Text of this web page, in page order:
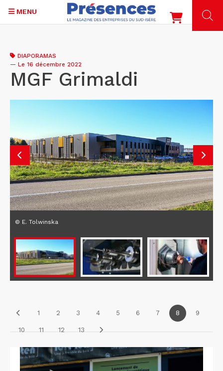
contenu
principal
MENU
DIAPORAMAS
— Le 16 décembre 2022
MGF Grimaldi
© E. Tolwinska
1 2 3 4 5 6 7 8 9
10 11 12 13